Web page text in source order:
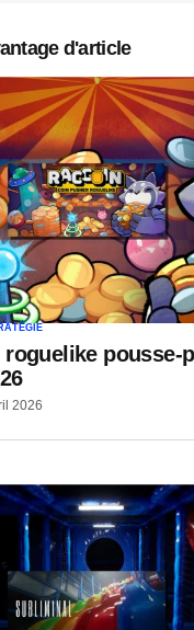
*
d'article
roguelike pousse-
2026